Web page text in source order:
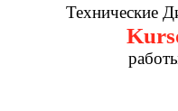
Технические